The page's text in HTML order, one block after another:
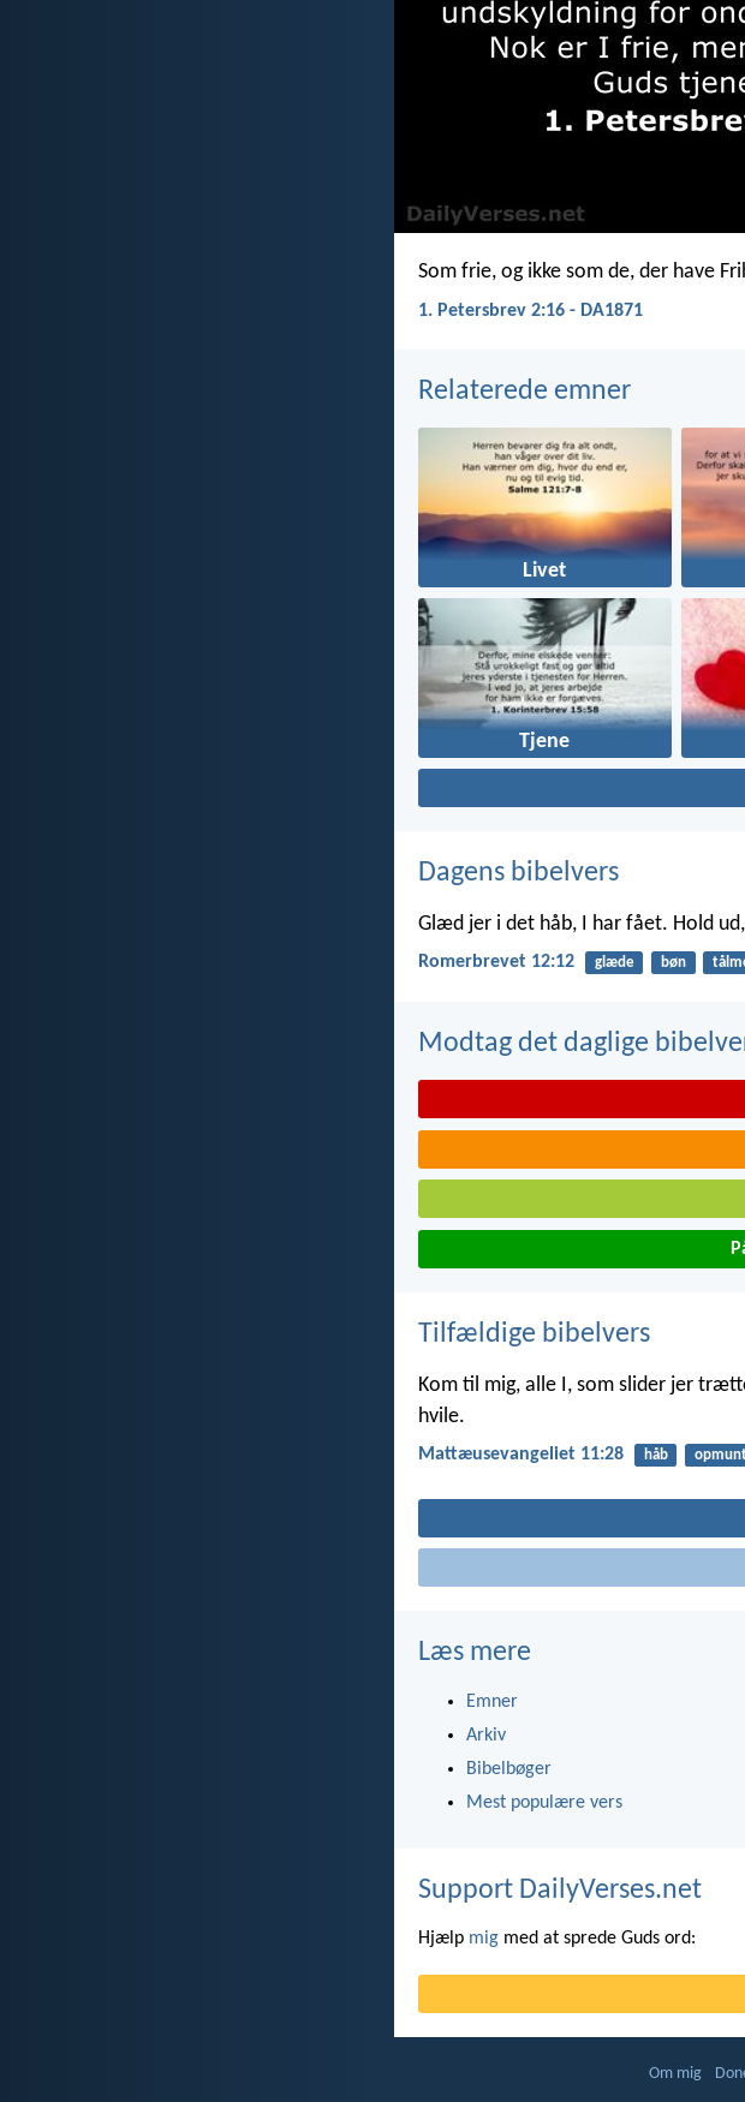
Som frie, og ikke som de, der have
1. Petersbrev 2:16 - DA1871
Relaterede emner
Livet
Tjene
Dagens bibelvers
Glæd jer i det håb, I har fået. Hold
Romerbrevet 12:12 glæde bøn
Modtag det daglige
Tilfældige bibelvers
Kom til mig, alle I, som slider jer
hvile.
Mattæusevangeliet 11:28 håb
Læs mere
Emner
Arkiv
Bibelbøger
Mest populære vers
Support DailyVerses.net
Hjælp mig med at sprede Guds ord:
Om mig